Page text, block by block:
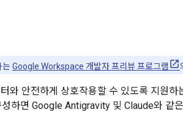
는Google Workspace 개발자 프리뷰 프로그램
와 안전하게 상호작용할 수 있도록 지원하
하면 Google Antigravity 및 Claude와 같